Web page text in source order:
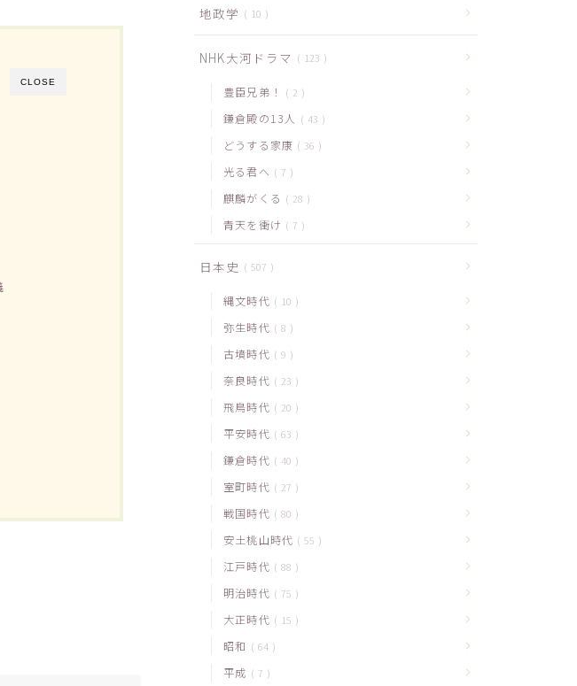
CLOSE
地政学 10
NHK大河ドラマ 123
豊臣兄弟！ 2
鎌倉殿の13人 43
どうする家康 36
光る君へ 7
麒麟がくる 28
青天を衝け 7
日本史 507
縄文時代 10
弥生時代 8
古墳時代 9
奈良時代 23
飛鳥時代 20
平安時代 63
鎌倉時代 40
室町時代 27
戦国時代 80
安土桃山時代 55
江戸時代 88
明治時代 75
大正時代 15
昭和 64
平成 7